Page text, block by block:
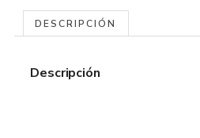
DESCRIPCIÓN
Descripción